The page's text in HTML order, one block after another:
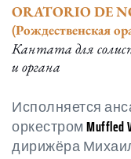
ORATORIO DE
(Рождественская
Кантата для
и органа
Исполняется
оркестромMuffled
дирижёра